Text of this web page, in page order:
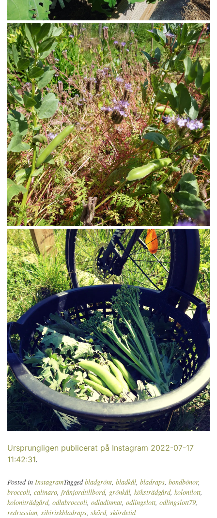
Ursprungligen publicerat på Instagram 2022-07-17
11:42:31.
Posted in InstagramTaggedbladgrönt, bladkål, bladraps, bondbönor,
broccoli, calinaro, frånjordtillbord, grönkål, köksträdgård, kolonilott,
koloniträdgård, odlabroccoli, odladinmat, odlingslott, odlingslott79,
redrussian, sibiriskbladraps, skörd, skördetid